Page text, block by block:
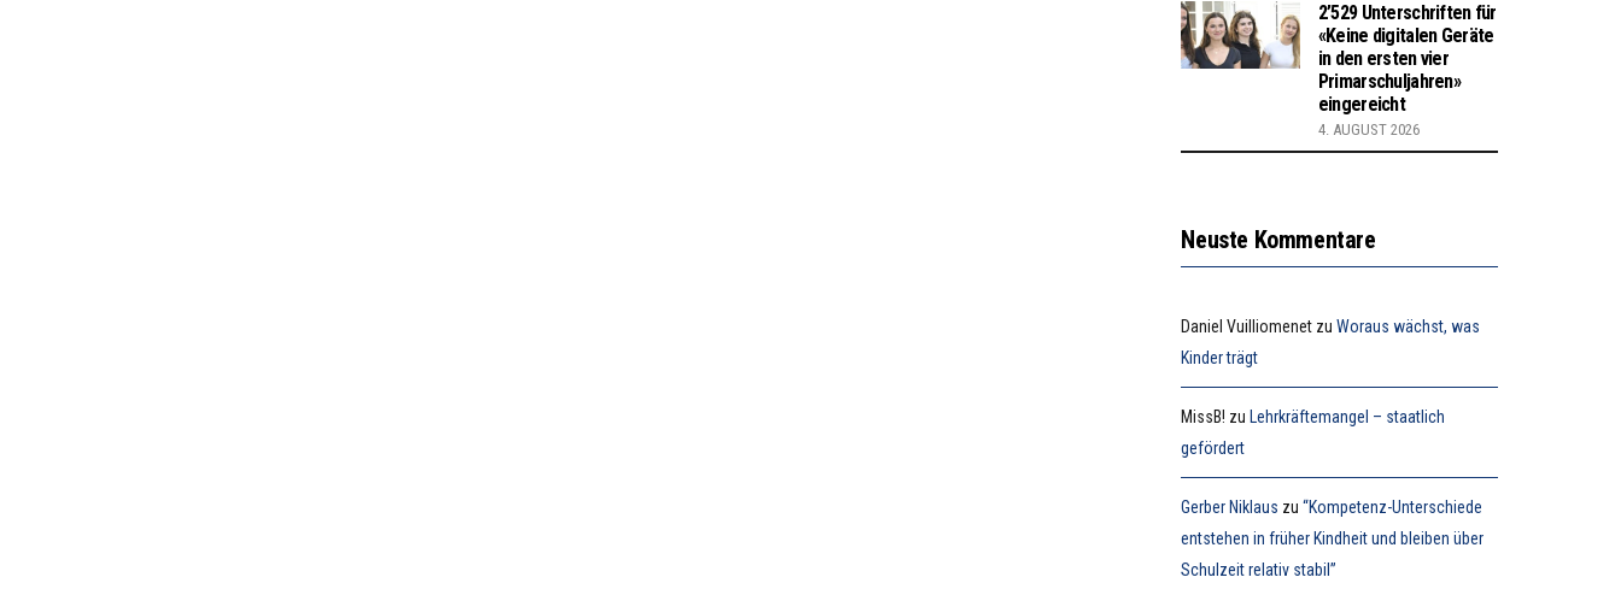
2’529 Unterschriften für
«Keine digitalen Geräte
in den ersten vier
Primarschuljahren»
eingereicht
4. AUGUST 2026
Neuste Kommentare
Daniel Vuilliomenet zuWoraus wächst, was
Kinder trägt
MissB! zu Lehrkräftemangel – staatlich
gefördert
Gerber Niklaus zu“Kompetenz-Unterschiede
entstehen in früher Kindheit und bleiben über
Schulzeit relativ stabil”